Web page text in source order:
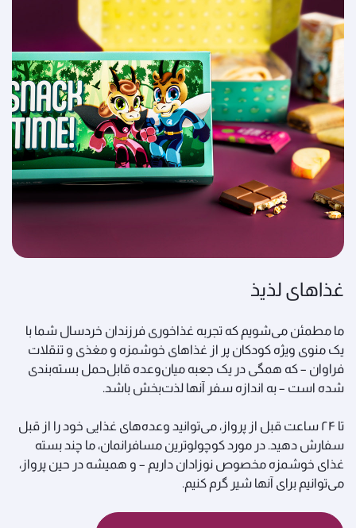
غذاهای لذیذ
ما مطمئن می‌شویم که تجربه غذاخوری فرزندان خردسال شما با
یک منوی ویژه کودکان پر از غذاهای خوشمزه و مغذی و تنقلات
فراوان – که همگی در یک جعبه میان‌وعده قابل‌حمل بسته‌بندی
شده است – به اندازه سفر آنها لذت‌بخش باشد.
تا ۲۴ ساعت قبل از پرواز، می‌توانید وعده‌های غذایی خود را از قبل
سفارش دهید. در مورد کوچولو‌ترین مسافرانمان، ما چند بسته
غذای خوشمزه مخصوص نوزادان داریم – و همیشه در حین پرواز،
می‌توانیم برای آنها شیر گرم کنیم.